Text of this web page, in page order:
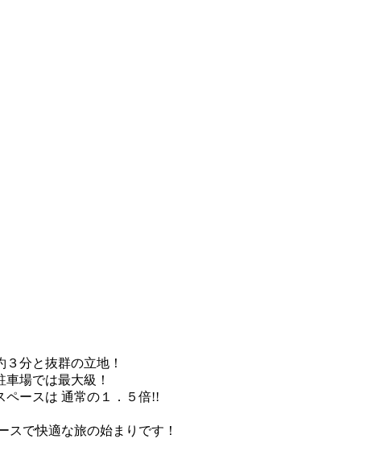
分と抜群の立地！
場では最大級！
ペースは 通常の１．５倍!!
スで快適な旅の始まりです！